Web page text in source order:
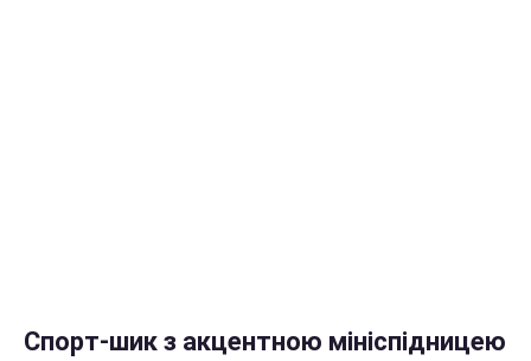
Спорт-шик з акцентною мініспідницею